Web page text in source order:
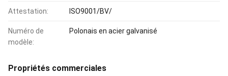
Attestation: ISO9001/BV/
Numéro de
modèle:
Polonais en acier galvanisé
Propriétés commerciales